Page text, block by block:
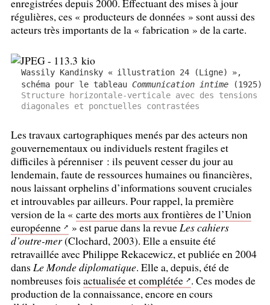
enregistrées depuis 2000. Effectuant des mises à jour
régulières, ces « producteurs de données » sont aussi des
acteurs très importants de la « fabrication » de la carte.
Wassily Kandinsky « illustration 24 (Ligne)
»,
schéma pour le tableauCommunication intime (1925)
Structure horizontale-verticale avec des tensions
diagonales et ponctuelles contrastées
Les travaux cartographiques menés par des acteurs non
gouvernementaux ou individuels restent fragiles et
difficiles à pérenniser : ils peuvent cesser du jour au
lendemain, faute de ressources humaines ou financières,
nous laissant orphelins d’informations souvent cruciales
et introuvables par ailleurs. Pour rappel, la première
version de la « carte des morts aux frontières de l’Union
européenne
» est parue dans la revueLes cahiers
d’outre-mer(Clochard, 2003). Elle a ensuite été
retravaillée avec Philippe Rekacewicz, et publiée en 2004
dans Le Monde diplomatique. Elle a, depuis, été de
nombreuses fois actualisée et complétée . Ces modes de
production de la connaissance, encore en cours